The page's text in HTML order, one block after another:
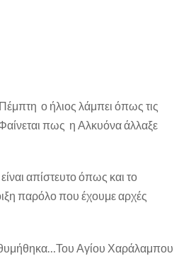
ο ήλιος λάμπει όπως τις
πως η Αλκυόνα άλλαξε
απίστευτο όπως και το
παρόλο που έχουμε αρχές
Αγίου Χαράλαμπου